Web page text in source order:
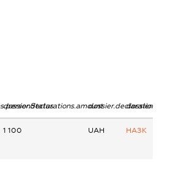
dossier.declarations.amount
1 100 UAH НАЗК